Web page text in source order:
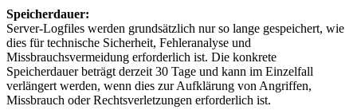
Speicherdauer:
Server-Logfiles werden grundsätzlich nur so lange gespeichert, wie
dies für technische Sicherheit, Fehleranalyse und
Missbrauchsvermeidung erforderlich ist. Die konkrete
Speicherdauer beträgt derzeit 30 Tage und kann im Einzelfall
verlängert werden, wenn dies zur Aufklärung von Angriffen,
Missbrauch oder Rechtsverletzungen erforderlich ist.